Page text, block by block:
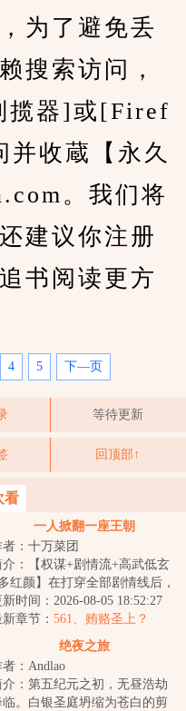
为了避免丢
搜索访问，
揽器]或[Firef
收蔵【永久
。我们将
建议你注册
书阅读更方
4 5 下—页
等待更新
回顶部↑
看
一人掀翻一座王朝
者：十万菜团
介：【权谋+剧情流+高武低玄
红颜】在打穿全部剧情线后，
明夷穿越到了游戏《天下潮》
，成为了刚...
新时间：2026-08-05 18:52:27
章节： 561、贿赂圣上？
绝夜之旅
者：Andlao
介：第五纪元之初，无昼浩劫
临。白银圣庭坍缩为苍白的剪